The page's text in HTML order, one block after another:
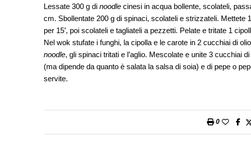
Lessate 300 g di noodle cinesi in acqua bollente, scolateli,
cm. Sbollentate 200 g di spinaci, scolateli e strizzateli. Mettete
per 15’, poi scolateli e tagliateli a pezzetti. Pelate e tritate 1
Nel wok stufate i funghi, la cipolla e le carote in 2 cucchiai di
noodle, gli spinaci tritati e l’aglio. Mescolate e unite 3 cucchiai
(ma dipende da quanto è salata la salsa di soia) e di pepe o
servite.
0